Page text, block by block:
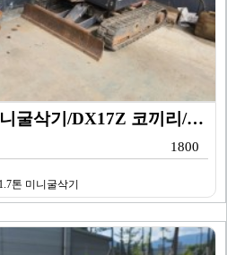
두산/굴삭기/1.7톤 미니굴삭기/DX17Z 코끼리/20…
1800
톤 미니굴삭기